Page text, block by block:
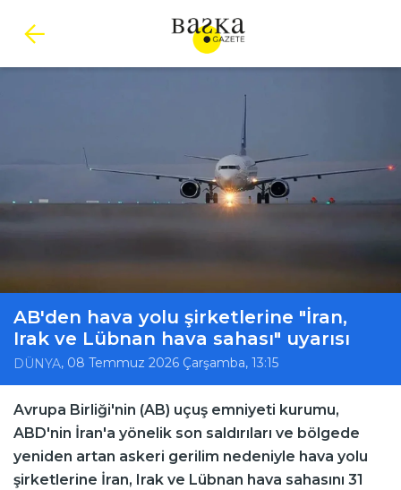
AB'den hava yolu şirketlerine "İran,
Irak ve Lübnan hava sahası" uyarısı
DÜNYA, 08 Temmuz 2026 Çarşamba, 13:15
Avrupa Birliği'nin (AB) uçuş emniyeti kurumu,
ABD'nin İran'a yönelik son saldırıları ve bölgede
yeniden artan askeri gerilim nedeniyle hava yolu
şirketlerine İran, Irak ve Lübnan hava sahasını 31